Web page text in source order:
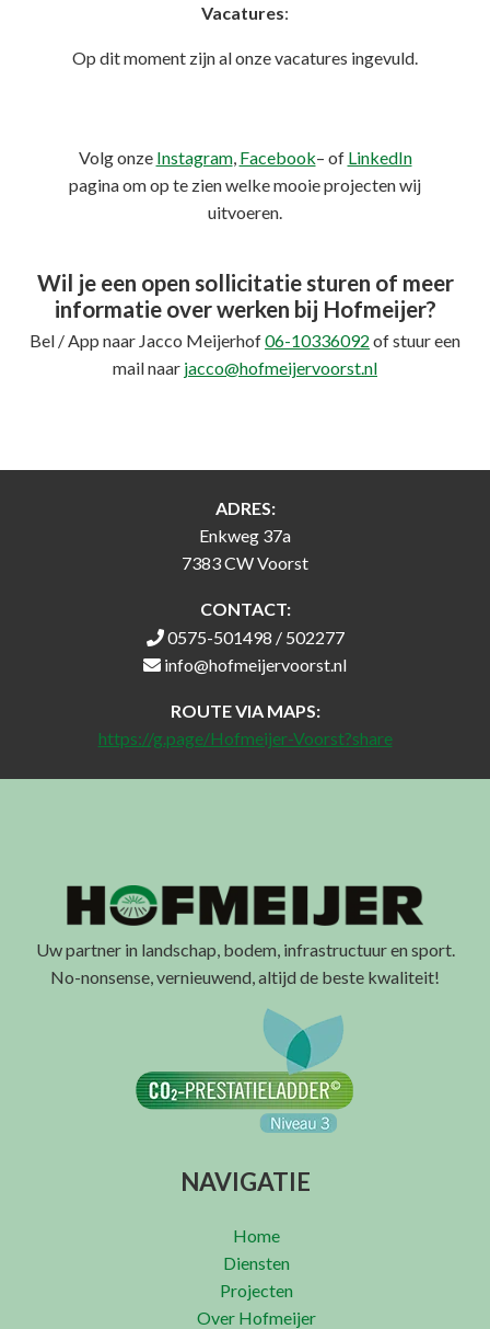
Vacatures:
Op dit moment zijn al onze vacatures ingevuld.
Volg onze Instagram, Facebook– of LinkedIn
pagina om op te zien welke mooie projecten wij
uitvoeren.
Wil je een open sollicitatie sturen of meer
informatie over werken bij Hofmeijer?
Bel / App naar Jacco Meijerhof06-10336092 of stuur een
mail naar jacco@hofmeijervoorst.nl
ADRES:
Enkweg 37a
7383 CW Voorst
CONTACT:
0575-501498 / 502277
info@hofmeijervoorst.nl
ROUTE VIA MAPS:
https://g.page/Hofmeijer-Voorst?share
Uw partner in landschap, bodem, infrastructuur en sport.
No-nonsense, vernieuwend, altijd de beste kwaliteit!
NAVIGATIE
Home
Diensten
Projecten
Over Hofmeijer